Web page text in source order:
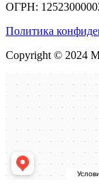
ОГРН:
Политика
Copyright © 2024